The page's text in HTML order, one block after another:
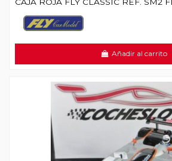
Añadir al carrito